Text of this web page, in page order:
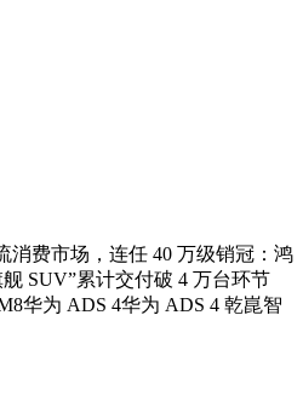
消费市场，连任 40 万级销冠：鸿
SUV”累计交付破 4 万台环节
华为 ADS 4华为 ADS 4 乾崑智